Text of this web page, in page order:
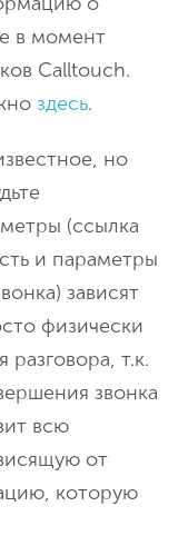
в момент
Calltouch.
здесь.
но
(ссылка
и параметры
зависят
физически
т.к.
звонка
всю
от
которую